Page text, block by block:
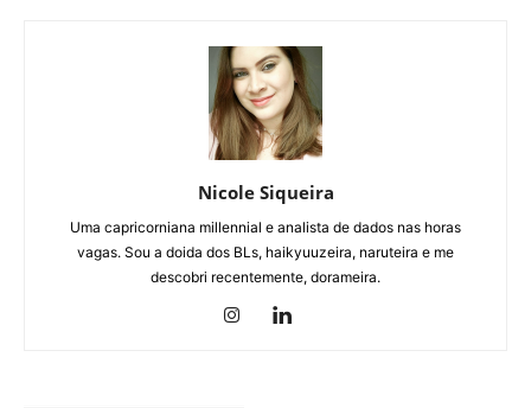
Nicole Siqueira
Uma capricorniana millennial e analista de dados nas horas
vagas. Sou a doida dos BLs, haikyuuzeira, naruteira e me
descobri recentemente, dorameira.